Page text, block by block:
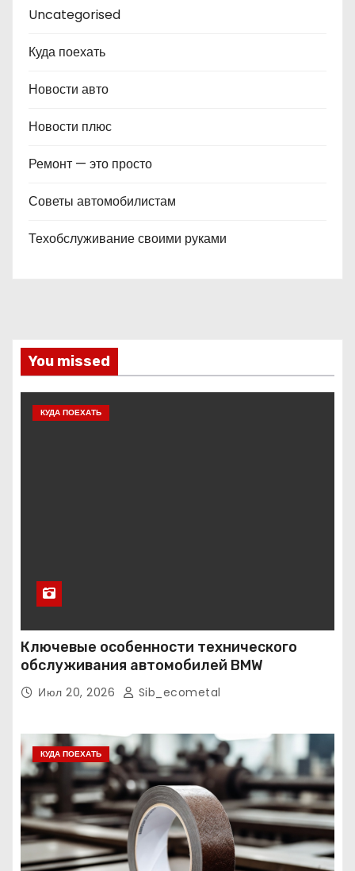
Uncategorised
Куда поехать
Новости авто
Новости плюс
Ремонт — это просто
Советы автомобилистам
Техобслуживание своими руками
You missed
КУДА ПОЕХАТЬ
Ключевые особенности технического
обслуживания автомобилей BMW
Июл 20, 2026 Sib_ecometal
КУДА ПОЕХАТЬ